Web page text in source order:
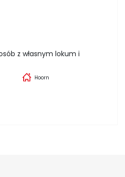
z własnym lokum i
Hoorn